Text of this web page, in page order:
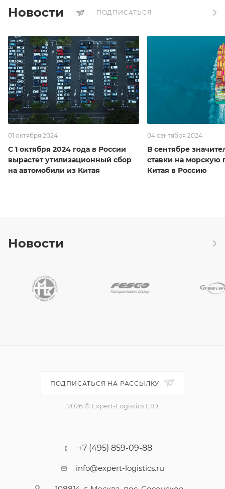
Новости ПОДПИСАТЬСЯ
01 октября 2024
С 1 октября 2024 года в России
вырастет утилизационный сбор
на автомобили из Китая
04 сентября 2024
В сентябре
ставки на морскую
Китая в Россию
Новости
ПОДПИСАТЬСЯ НА РАССЫЛКУ
2026 © Expert-Logistics LTD
+7 (495) 859-09-88
info@expert-logistics.ru